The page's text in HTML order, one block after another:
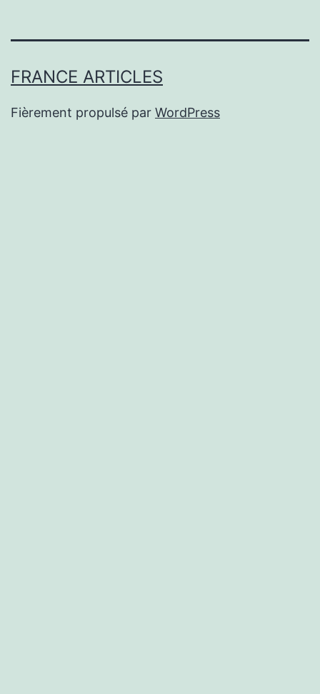
FRANCE ARTICLES
Fièrement propulsé par WordPress